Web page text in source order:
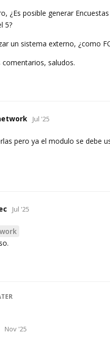
¿Es posible generar
5?
un sistema externo, ¿como
comentarios, saludos.
Jul '25
pero ya el modulo se debe
Jul '25
Nov '25